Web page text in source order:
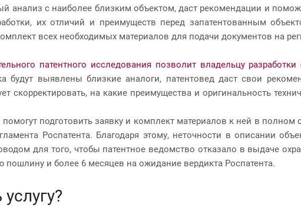
анализ с наиболее близким объектом, даст рекомендации и
их отличий и преимуществ перед запатентованным
всех необходимых материалов для подачи документов на
патентного исследования позволит владельцу
будут выявлены близкие аналоги, патентовед даст свои
скорректировать, на какие преимущества и оригинальность
подготовить заявку и комплект материалов к ней в полном
Роспатента. Благодаря этому, неточности в описании
для того, чтобы патентное ведомство отказало в выдаче
пошлину и более 6 месяцев на ожидание вердикта Роспатента.